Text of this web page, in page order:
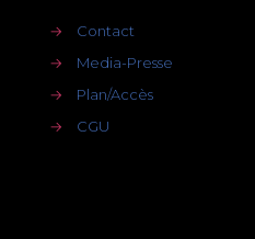
→
Contact
→
Media-Presse
→
Plan/Accès
→
CGU